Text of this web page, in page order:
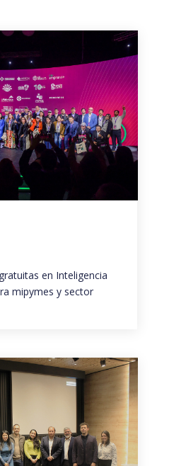
en Inteligencia
mipymes y sector